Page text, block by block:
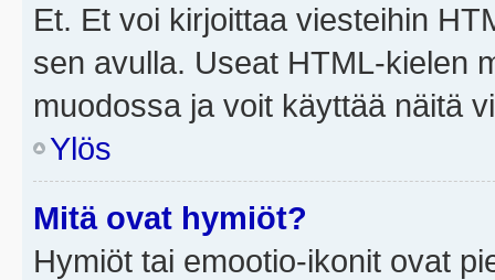
Et. Et voi kirjoittaa viesteihin
sen avulla. Useat HTML-kielen
muodossa ja voit käyttää näitä
Ylös
Mitä ovat hymiöt?
Hymiöt tai emootio-ikonit ovat